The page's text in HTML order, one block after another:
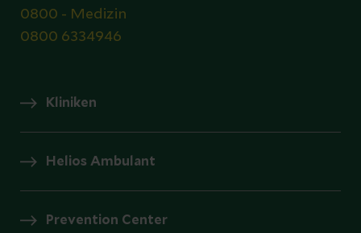
0800 - Medizin
0800 6334946
Kliniken
Helios Ambulant
Prevention Center